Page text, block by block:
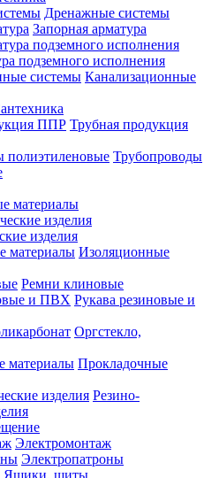
Дренажные системы
Запорная арматура
подземного исполнения
Канализационные
Трубная продукция
Трубопроводы
материалы
изделия
Изоляционные
Ремни клиновые
Рукава резиновые и
Оргстекло,
Прокладочные
Резино-
Электромонтаж
Электропатроны
Ящики, щиты